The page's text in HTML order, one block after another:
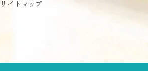
サイトマップ